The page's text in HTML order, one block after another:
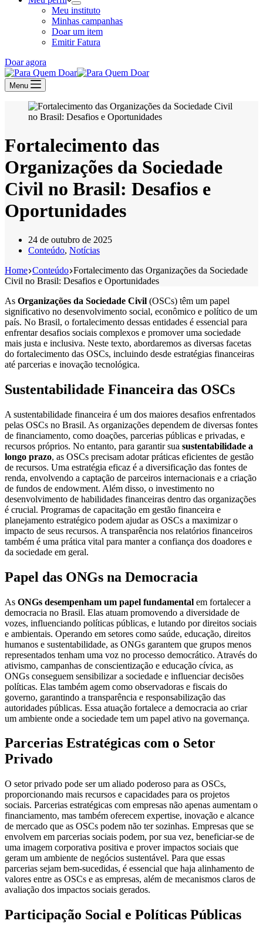
Meu instituto
Minhas campanhas
Doar um item
Emitir Fatura
Doar agora
Menu
Fortalecimento das
Organizações da Sociedade
Civil no Brasil: Desafios e
Oportunidades
24 de outubro de 2025
Conteúdo, Notícias
Home Conteúdo Fortalecimento das Organizações da Sociedade
Civil no Brasil: Desafios e Oportunidades
As Organizações da Sociedade Civil (OSCs) têm um papel
significativo no desenvolvimento social, econômico e político de um
país. No Brasil, o fortalecimento dessas entidades é essencial para
enfrentar desafios sociais complexos e promover uma sociedade
mais justa e inclusiva. Neste texto, abordaremos as diversas facetas
do fortalecimento das OSCs, incluindo desde estratégias financeiras
até parcerias e inovação tecnológica.
Sustentabilidade Financeira das OSCs
A sustentabilidade financeira é um dos maiores desafios enfrentados
pelas OSCs no Brasil. As organizações dependem de diversas fontes
de financiamento, como doações, parcerias públicas e privadas, e
recursos próprios. No entanto, para garantir sua sustentabilidade a
longo prazo, as OSCs precisam adotar práticas eficientes de gestão
de recursos. Uma estratégia eficaz é a diversificação das fontes de
renda, envolvendo a captação de parceiros internacionais e a criação
de fundos de endowment. Além disso, o investimento no
desenvolvimento de habilidades financeiras dentro das organizações
é crucial. Programas de capacitação em gestão financeira e
planejamento estratégico podem ajudar as OSCs a maximizar o
impacto de seus recursos. A transparência nos relatórios financeiros
também é uma prática vital para manter a confiança dos doadores e
da sociedade em geral.
Papel das ONGs na Democracia
As ONGs desempenham um papel fundamental em fortalecer a
democracia no Brasil. Elas atuam promovendo a diversidade de
vozes, influenciando políticas públicas, e lutando por direitos sociais
e ambientais. Operando em setores como saúde, educação, direitos
humanos e sustentabilidade, as ONGs garantem que grupos menos
representados tenham uma voz no processo democrático. Através do
ativismo, campanhas de conscientização e educação cívica, as
ONGs conseguem sensibilizar a sociedade e influenciar decisões
políticas. Elas também agem como observadoras e fiscais do
governo, garantindo a transparência e responsabilização das
autoridades públicas. Essa atuação fortalece a democracia ao criar
um ambiente onde a sociedade tem um papel ativo na governança.
Parcerias Estratégicas com o Setor
Privado
O setor privado pode ser um aliado poderoso para as OSCs,
proporcionando mais recursos e capacidades para os projetos
sociais. Parcerias estratégicas com empresas não apenas aumentam o
financiamento, mas também oferecem expertise, inovação e alcance
de mercado que as OSCs podem não ter sozinhas. Empresas que se
envolvem em parcerias sociais podem, por sua vez, beneficiar-se de
uma imagem corporativa positiva e prover impactos sociais que
geram um ambiente de negócios sustentável. Para que essas
parcerias sejam bem-sucedidas, é essencial que haja alinhamento de
valores entre as OSCs e as empresas, além de mecanismos claros de
avaliação dos impactos sociais gerados.
Participação Social e Políticas Públicas